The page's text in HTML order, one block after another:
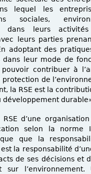
lequel les
sociales,
dans leurs
leurs parties
adoptant des
dans leur mode de
contribuer à
de
la RSE est la
développement
d’une
selon la norme
que la
la responsabilité
de ses décisions et
l’environnement.